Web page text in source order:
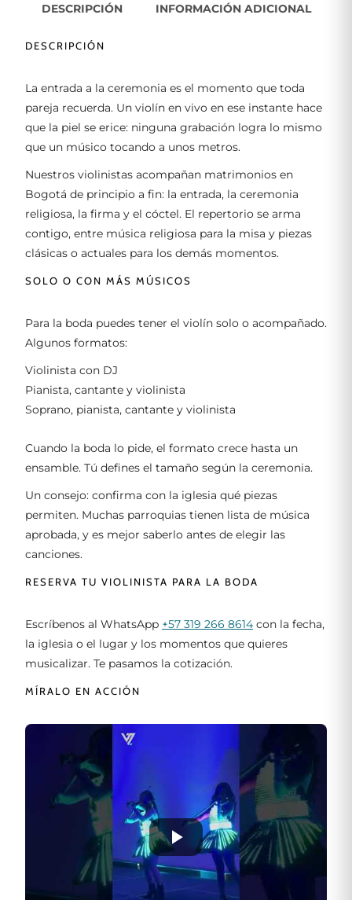
DESCRIPCIÓN INFORMACIÓN ADICIONAL
DESCRIPCIÓN
La entrada a la ceremonia es el momento que toda
pareja recuerda. Un violín en vivo en ese instante hace
que la piel se erice: ninguna grabación logra lo mismo
que un músico tocando a unos metros.
Nuestros violinistas acompañan matrimonios en
Bogotá de principio a fin: la entrada, la ceremonia
religiosa, la firma y el cóctel. El repertorio se arma
contigo, entre música religiosa para la misa y piezas
clásicas o actuales para los demás momentos.
SOLO O CON MÁS MÚSICOS
Para la boda puedes tener el violín solo o acompañado.
Algunos formatos:
Violinista con DJ
Pianista, cantante y violinista
Soprano, pianista, cantante y violinista
Cuando la boda lo pide, el formato crece hasta un
ensamble. Tú defines el tamaño según la ceremonia.
Un consejo: confirma con la iglesia qué piezas
permiten. Muchas parroquias tienen lista de música
aprobada, y es mejor saberlo antes de elegir las
canciones.
RESERVA TU VIOLINISTA PARA LA BODA
Escríbenos al WhatsApp +57 319 266 8614 con la fecha,
la iglesia o el lugar y los momentos que quieres
musicalizar. Te pasamos la cotización.
MÍRALO EN ACCIÓN